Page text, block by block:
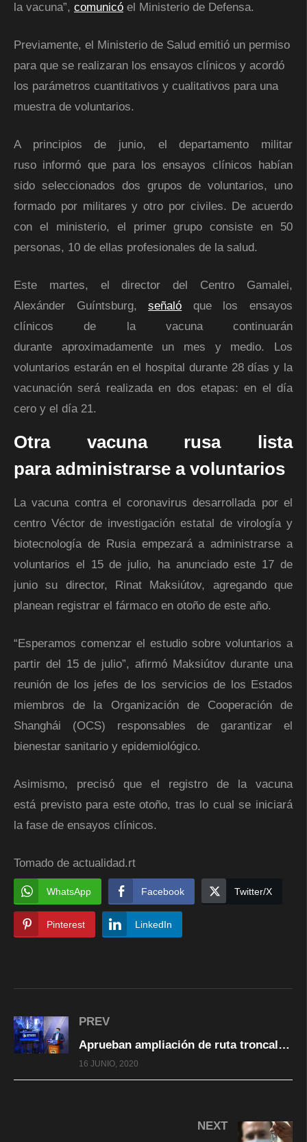
la vacuna”, comunicó el Ministerio de Defensa.
Previamente, el Ministerio de Salud emitió un permiso
para que se realizaran los ensayos clínicos y acordó
los parámetros cuantitativos y cualitativos para una
muestra de voluntarios.
A principios de junio, el departamento militar
ruso informó que para los ensayos clínicos habían
sido seleccionados dos grupos de voluntarios, uno
formado por militares y otro por civiles. De acuerdo
con el ministerio, el primer grupo consiste en 50
personas, 10 de ellas profesionales de la salud.
Este martes, el director del Centro Gamalei,
Alexánder Guíntsburg,señaló que los ensayos
clínicos de la vacuna continuarán
durante aproximadamente un mes y medio. Los
voluntarios estarán en el hospital durante 28 días y la
vacunación será realizada en dos etapas: en el día
cero y el día 21.
Otra vacuna rusa lista
para administrarse a voluntarios
La vacuna contra el coronavirus desarrollada por el
centro Véctor de investigación estatal de virología y
biotecnología de Rusia empezará a administrarse a
voluntarios el 15 de julio, ha anunciado este 17 de
junio su director, Rinat Maksiútov, agregando que
planean registrar el fármaco en otoño de este año.
“Esperamos comenzar el estudio sobre voluntarios a
partir del 15 de julio”, afirmó Maksiútov durante una
reunión de los jefes de los servicios de los Estados
miembros de la Organización de Cooperación de
Shanghái (OCS) responsables de garantizar el
bienestar sanitario y epidemiológico.
Asimismo, precisó que el registro de la vacuna
está previsto para este otoño, tras lo cual se iniciará
la fase de ensayos clínicos.
Tomado de actualidad.rt
WhatsApp Facebook Twitter/X
Pinterest LinkedIn
PREV
Aprueban ampliación de ruta troncal Bowí hasta Pistolas Meneses en Chihuahua
16 JUNIO, 2020
NEXT